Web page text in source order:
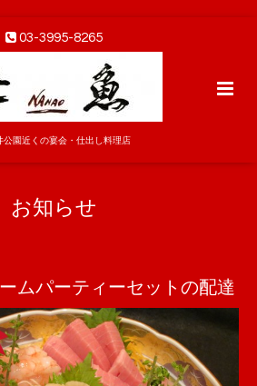
03-3995-8265
公園近くの宴会・仕出し料理店
お知らせ
ムパーティーセットの配達